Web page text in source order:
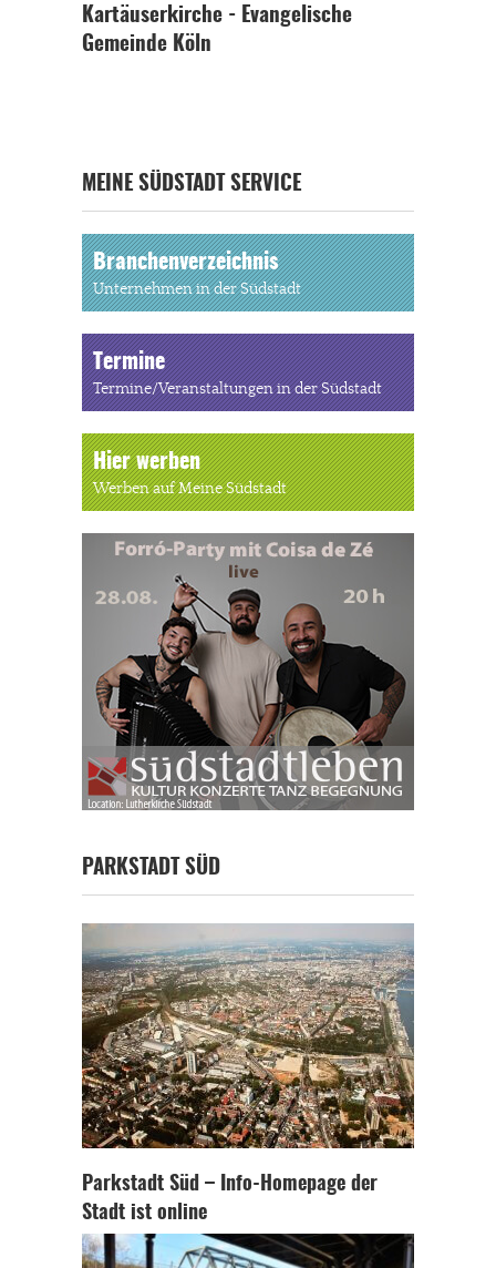
Kartäuserkirche - Evangelische
Gemeinde Köln
MEINE SÜDSTADT SERVICE
Branchenverzeichnis
Unternehmen in der Südstadt
Termine
Termine/Veranstaltungen in der Südstadt
Hier werben
Werben auf Meine Südstadt
PARKSTADT SÜD
Parkstadt Süd – Info-Homepage der
Stadt ist online